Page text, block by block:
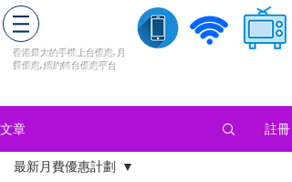
香港最大的手機上台優惠, 月
費優惠,續約轉台優惠平台
文章 註冊
最新月費優惠計劃